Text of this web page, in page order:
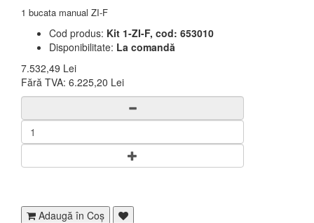
1 bucata manual ZI-F
Cod produs: Kit 1-ZI-F, cod: 653010
Disponibilitate: La comandă
7.532,49 Lei
Fără TVA: 6.225,20 Lei
Adaugă în Coş